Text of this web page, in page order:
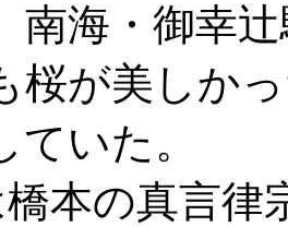
南海・御幸
桜が美しか
ていた。
本の真言律